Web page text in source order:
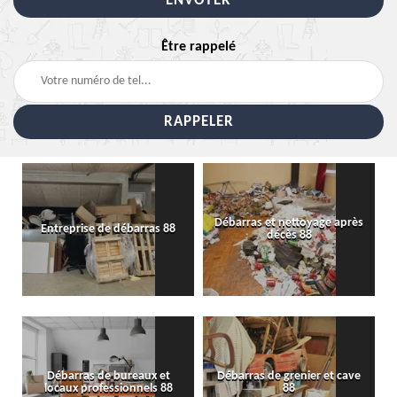
Être rappelé
Entreprise de débarras 88
Débarras et nettoyage après
décès 88
Débarras de bureaux et
locaux professionnels 88
Débarras de grenier et cave
88